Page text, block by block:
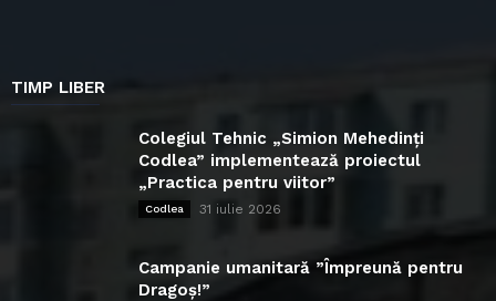
TIMP LIBER
Colegiul Tehnic „Simion Mehedinți
Codlea” implementează proiectul
„Practica pentru viitor”
Codlea 31 iulie 2026
Campanie umanitară ”Împreună pentru
Dragoș!”